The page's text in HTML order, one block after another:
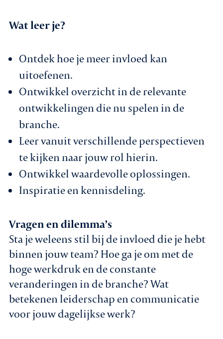
Wat leer je?
Ontdek hoe je meer invloed kan
uitoefenen.
Ontwikkel overzicht in de relevante
ontwikkelingen die nu spelen in de
branche.
Leer vanuit verschillende perspectieven
te kijken naar jouw rol hierin.
Ontwikkel waardevolle oplossingen.
Inspiratie en kennisdeling.
Vragen en dilemma’s
Sta je weleens stil bij de invloed die je hebt
binnen jouw team? Hoe ga je om met de
hoge werkdruk en de constante
veranderingen in de branche? Wat
betekenen leiderschap en communicatie
voor jouw dagelijkse werk?